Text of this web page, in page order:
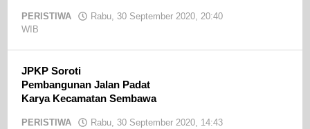
PERISTIWA
Rabu, 30 September 2020, 20:40
WIB
JPKP Soroti
Pembangunan Jalan Padat
Karya Kecamatan Sembawa
PERISTIWA
Rabu, 30 September 2020, 14:43